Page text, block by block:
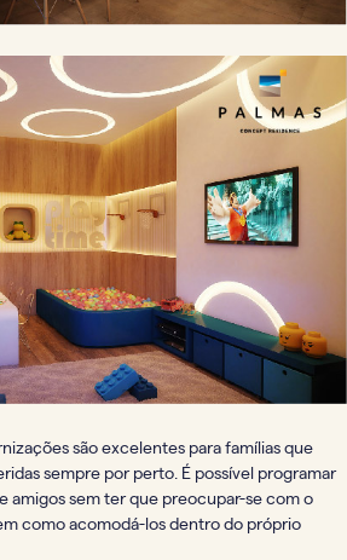
são excelentes para famílias que
sempre por perto. É possível programar
amigos sem ter que preocupar-se com o
como acomodá-los dentro do próprio